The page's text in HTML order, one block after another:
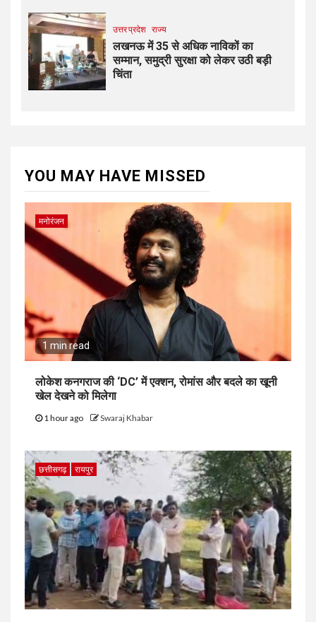
उत्तर प्रदेश राज्य
लखनऊ में 35 से अधिक नाविकों का
सम्मान, समुद्री सुरक्षा को लेकर उठी बड़ी
चिंता
YOU MAY HAVE MISSED
मनोरंजन
1 min read
लोकेश कनगराज की ‘DC’ में एक्शन, रोमांस और बदले का खूनी
खेल देखने को मिलेगा
1 hour ago Swaraj Khabar
छत्तीसगढ़ रायपुर